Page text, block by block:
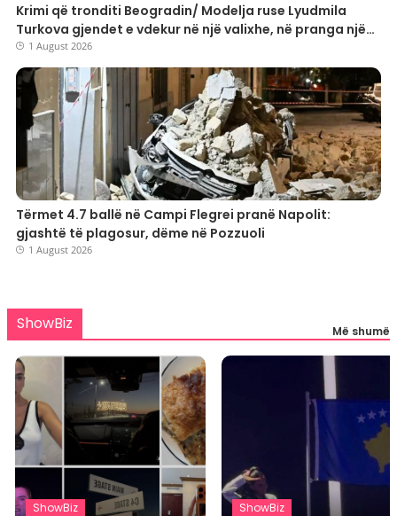
Krimi që tronditi Beogradin/ Modelja ruse Lyudmila
Turkova gjendet e vdekur në një valixhe, në pranga një
25-vjeçar turk
1 August 2026
Tërmet 4.7 ballë në Campi Flegrei pranë Napolit:
gjashtë të plagosur, dëme në Pozzuoli
1 August 2026
ShowBiz Më shumë
ShowBiz ShowBiz